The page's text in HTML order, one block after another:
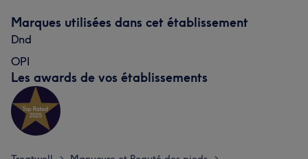
Marques utilisées dans cet établissement
Dnd
OPI
Les awards de vos établissements